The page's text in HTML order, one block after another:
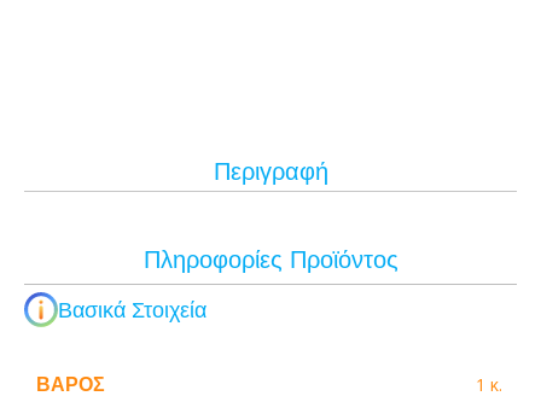
Περιγραφή
Πληροφορίες Προϊόντος
Βασικά Στοιχεία
ΒΆΡΟΣ 1 κ.